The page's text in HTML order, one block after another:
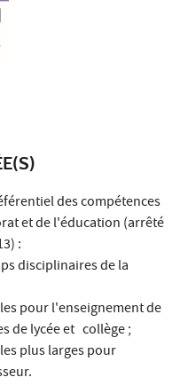
des compétences
et de l'éducation (arrêté
:
disciplinaires de la
pour l'enseignement de
de lycée et collège ;
plus larges pour